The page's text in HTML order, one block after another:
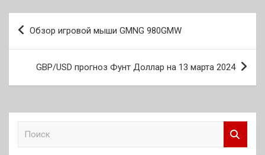
Навигация
записям
Обзор игровой мыши GMNG 980GMW
GBP/USD прогноз Фунт Доллар на 13 марта 2024